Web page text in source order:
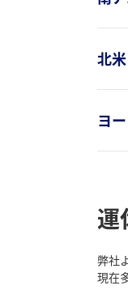
北
ヨ
運
弊社
現在